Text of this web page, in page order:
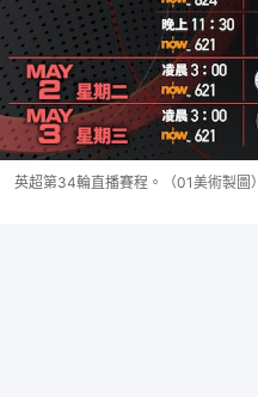
英超第34輪直播賽程。（01美術製圖）